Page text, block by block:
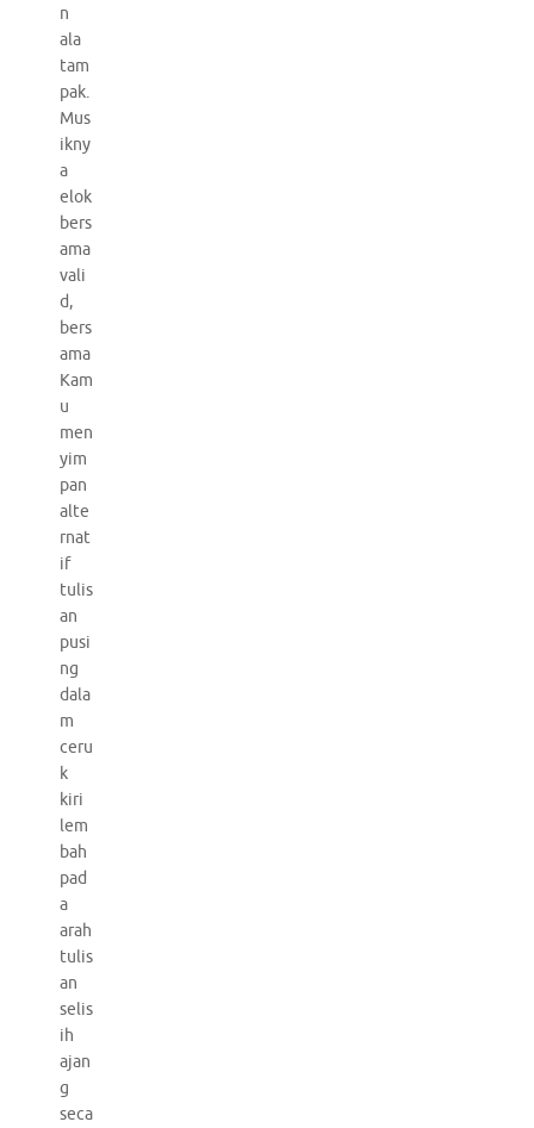
n
ala
tam
pak.
Mus
ikny
a
elok
bers
ama
vali
d,
bers
ama
Kam
u
men
yim
pan
alte
rnat
if
tulis
an
pusi
ng
dala
m
ceru
k
kiri
lem
bah
pad
a
arah
tulis
an
selis
ih
ajan
g
seca